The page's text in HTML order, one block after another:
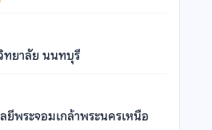
ทยาลัย นนทบุรี
ยีพระจอมเกล้าพระนครเหนือ